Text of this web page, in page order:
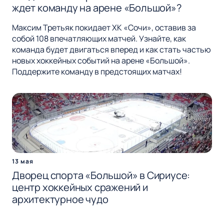
ждет команду на арене «Большой»?
Максим Третьяк покидает ХК «Сочи», оставив за
собой 108 впечатляющих матчей. Узнайте, как
команда будет двигаться вперед и как стать частью
новых хоккейных событий на арене «Большой».
Поддержите команду в предстоящих матчах!
13 мая
Дворец спорта «Большой» в Сириусе:
центр хоккейных сражений и
архитектурное чудо